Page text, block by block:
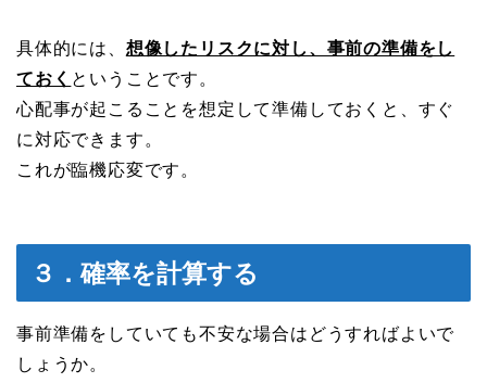
具体的には、 想像したリスクに対し、事前の準備をし
ておく ということです。
心配事が起こることを想定して準備しておくと、すぐ
に対応できます。
これが臨機応変です。
３．確率を計算する
事前準備をしていても不安な場合はどうすればよいで
しょうか。